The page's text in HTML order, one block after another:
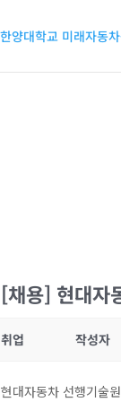
[채용] 현대자
취업 작성자
현대자동차 선행기술